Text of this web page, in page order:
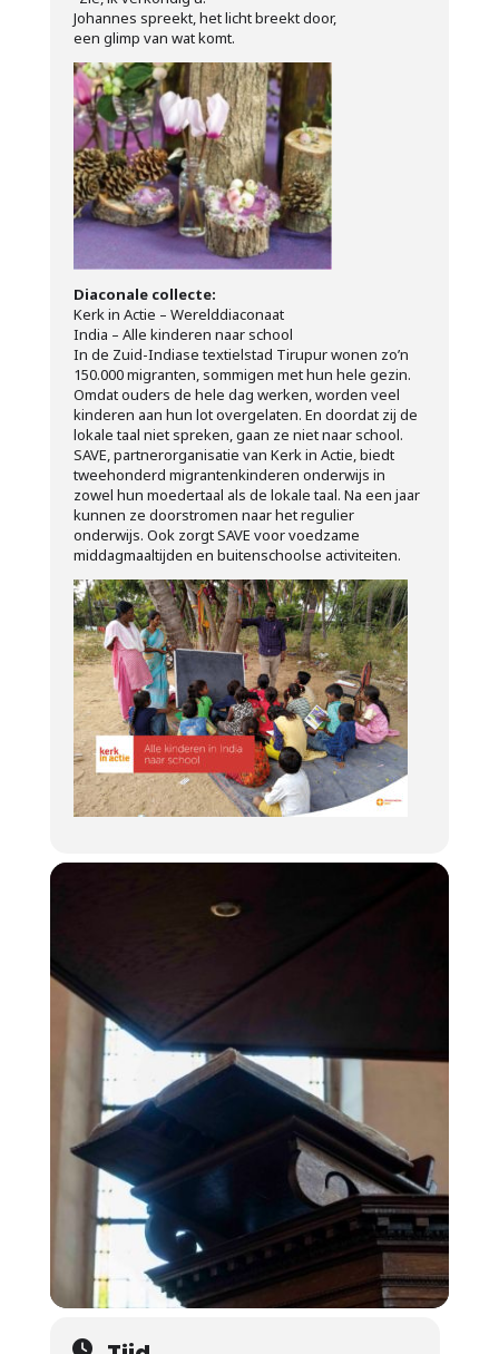
Johannes spreekt, het licht breekt door,
een glimp van wat komt.
Diaconale collecte:
Kerk in Actie – Werelddiaconaat
India – Alle kinderen naar school
In de Zuid-Indiase textielstad Tirupur wonen zo’n
150.000 migranten, sommigen met hun hele gezin.
Omdat ouders de hele dag werken, worden veel
kinderen aan hun lot overgelaten. En doordat zij de
lokale taal niet spreken, gaan ze niet naar school.
SAVE, partnerorganisatie van Kerk in Actie, biedt
tweehonderd migrantenkinderen onderwijs in
zowel hun moedertaal als de lokale taal. Na een jaar
kunnen ze doorstromen naar het regulier
onderwijs. Ook zorgt SAVE voor voedzame
middagmaaltijden en buitenschoolse activiteiten.